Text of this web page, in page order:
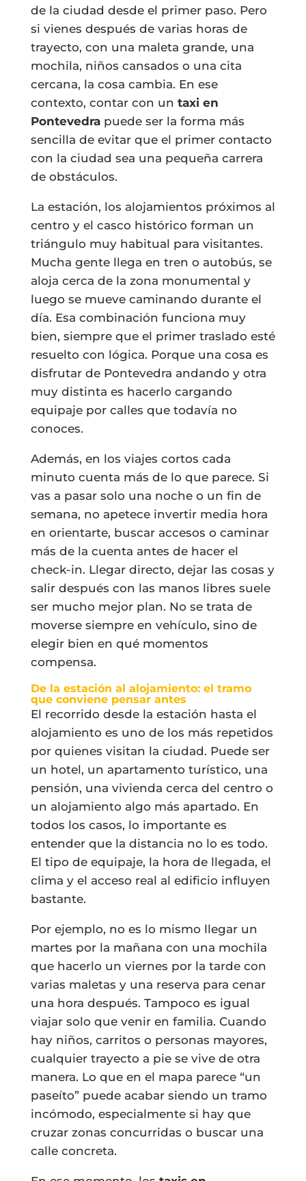
de la ciudad desde el primer paso. Pero
si vienes después de varias horas de
trayecto, con una maleta grande, una
mochila, niños cansados o una cita
cercana, la cosa cambia. En ese
contexto, contar con un taxi en
Pontevedrapuede ser la forma más
sencilla de evitar que el primer contacto
con la ciudad sea una pequeña carrera
de obstáculos.
La estación, los alojamientos próximos al
centro y el casco histórico forman un
triángulo muy habitual para visitantes.
Mucha gente llega en tren o autobús, se
aloja cerca de la zona monumental y
luego se mueve caminando durante el
día. Esa combinación funciona muy
bien, siempre que el primer traslado esté
resuelto con lógica. Porque una cosa es
disfrutar de Pontevedra andando y otra
muy distinta es hacerlo cargando
equipaje por calles que todavía no
conoces.
Además, en los viajes cortos cada
minuto cuenta más de lo que parece. Si
vas a pasar solo una noche o un fin de
semana, no apetece invertir media hora
en orientarte, buscar accesos o caminar
más de la cuenta antes de hacer el
check-in. Llegar directo, dejar las cosas y
salir después con las manos libres suele
ser mucho mejor plan. No se trata de
moverse siempre en vehículo, sino de
elegir bien en qué momentos
compensa.
De la estación al alojamiento: el tramo
que conviene pensar antes
El recorrido desde la estación hasta el
alojamiento es uno de los más repetidos
por quienes visitan la ciudad. Puede ser
un hotel, un apartamento turístico, una
pensión, una vivienda cerca del centro o
un alojamiento algo más apartado. En
todos los casos, lo importante es
entender que la distancia no lo es todo.
El tipo de equipaje, la hora de llegada, el
clima y el acceso real al edificio influyen
bastante.
Por ejemplo, no es lo mismo llegar un
martes por la mañana con una mochila
que hacerlo un viernes por la tarde con
varias maletas y una reserva para cenar
una hora después. Tampoco es igual
viajar solo que venir en familia. Cuando
hay niños, carritos o personas mayores,
cualquier trayecto a pie se vive de otra
manera. Lo que en el mapa parece “un
paseíto” puede acabar siendo un tramo
incómodo, especialmente si hay que
cruzar zonas concurridas o buscar una
calle concreta.